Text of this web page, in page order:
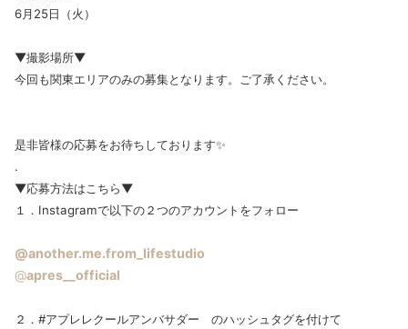
6月25日（火）
▼撮影場所▼
今回も関東エリアのみの募集となります。ご了承ください。
是非皆様の応募をお待ちしております✨
.
▼応募方法はこちら▼
１．Instagramで以下の２つのアカウントをフォロー
@another.me.from_lifestudio
@apres__official
２．#アプレレクールアンバサダー のハッシュタグを付けて